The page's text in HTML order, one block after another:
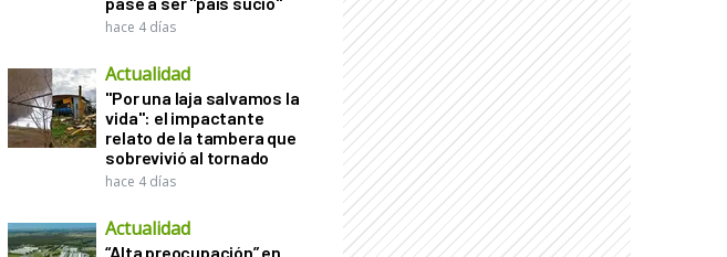
hace 4 días
Actualidad
"Por una laja salvamos la
vida": el impactante
relato de la tambera que
sobrevivió al tornado
hace 4 días
Actualidad
“Alta preocupación” en